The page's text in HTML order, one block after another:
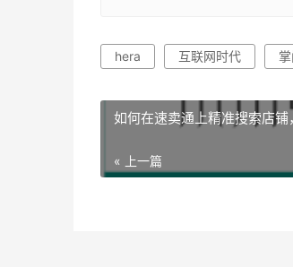
hera 互联网时代
如何在速卖通上精准搜索店
« 上一篇